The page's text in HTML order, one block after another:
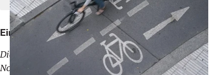
Einleitung
Die
Notwendigkeit